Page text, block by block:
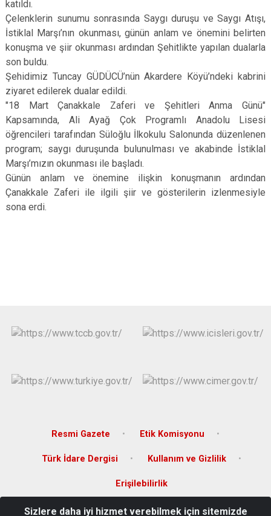
katıldı.
Çelenklerin sunumu sonrasında Saygı duruşu ve Saygı Atışı,
İstiklal Marşı’nın okunması, günün anlam ve önemini belirten
konuşma ve şiir okunması ardından Şehitlikte yapılan dualarla
son buldu.
Şehidimiz Tuncay GÜDÜCÜ’nün Akardere Köyü’ndeki kabrini
ziyaret edilerek dualar edildi.
"18 Mart Çanakkale Zaferi ve Şehitleri Anma Günü"
Kapsamında, Ali Ayağ Çok Programlı Anadolu Lisesi
öğrencileri tarafından Süloğlu İlkokulu Salonunda düzenlenen
program; saygı duruşunda bulunulması ve akabinde İstiklal
Marşı’mızın okunması ile başladı.
Günün anlam ve önemine ilişkin konuşmanın ardından
Çanakkale Zaferi ile ilgili şiir ve gösterilerin izlenmesiyle
sona erdi.
Resmi Gazete Etik Komisyonu
Türk İdare Dergisi Kullanım ve Gizlilik
Erişilebilirlik
Sizlere daha iyi hizmet verebilmek için sitemizde